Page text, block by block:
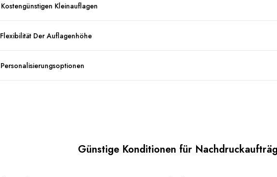
Kostengünstigen Kleinauflagen
Flexibilität Der Auflagenhöhe
Personalisierungsoptionen
Günstige Konditionen für